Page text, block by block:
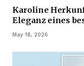
Karoline
Eleganz eines
May 18, 2026